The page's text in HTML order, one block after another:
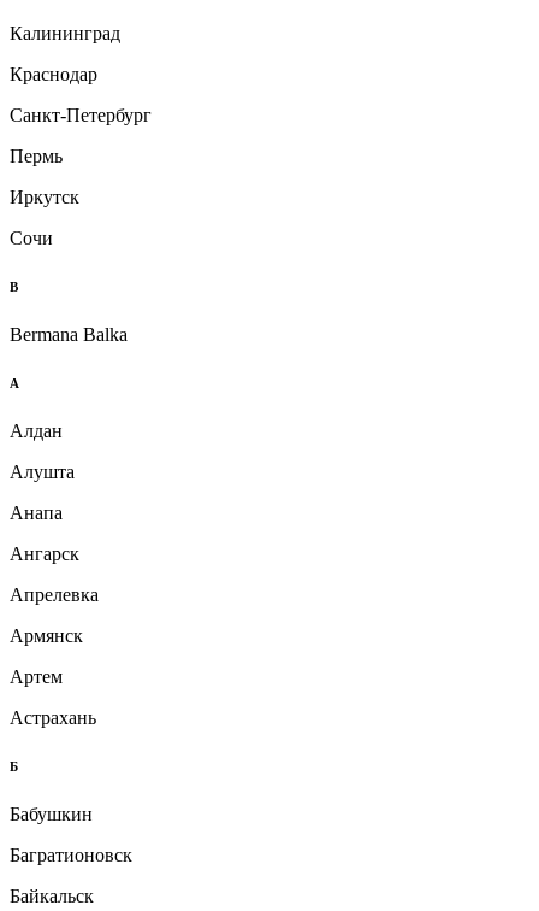
Калининград
Краснодар
Санкт-Петербург
Пермь
Иркутск
Сочи
B
Bermana Balka
А
Алдан
Алушта
Анапа
Ангарск
Апрелевка
Армянск
Артем
Астрахань
Б
Бабушкин
Багратионовск
Байкальск